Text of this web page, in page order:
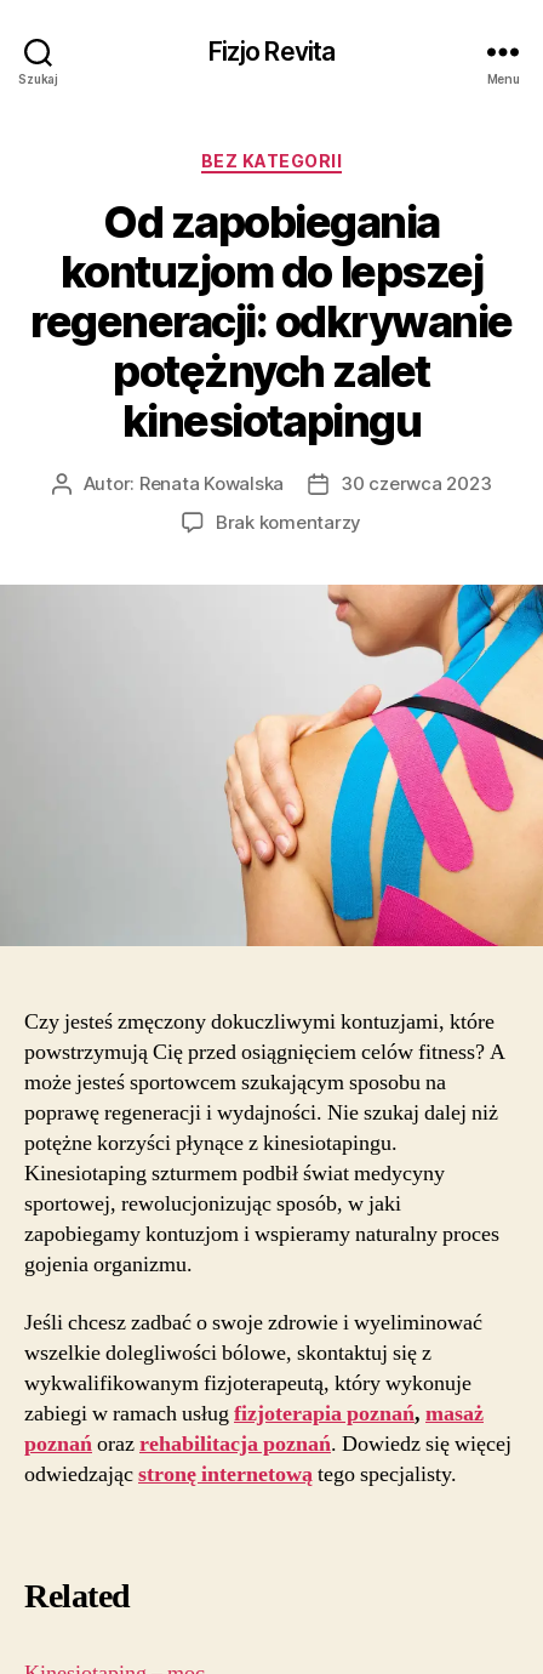
Szukaj
Fizjo Revita
Menu
Kategorie
BEZ KATEGORII
Od zapobiegania
kontuzjom do lepszej
regeneracji: odkrywanie
potężnych zalet
kinesiotapingu
AutorAutor: Renata Kowalska
Data30 czerwca 2023
Brak komentarzy
kontuzjom
do
lepszej
regeneracji:
odkrywanie
potężnych
zalet
kinesiotapingu
Czy jesteś zmęczony dokuczliwymi kontuzjami, które
powstrzymują Cię przed osiągnięciem celów fitness? A
może jesteś sportowcem szukającym sposobu na
poprawę regeneracji i wydajności. Nie szukaj dalej niż
potężne korzyści płynące z kinesiotapingu.
Kinesiotaping szturmem podbił świat medycyny
sportowej, rewolucjonizując sposób, w jaki
zapobiegamy kontuzjom i wspieramy naturalny proces
gojenia organizmu.
Jeśli chcesz zadbać o swoje zdrowie i wyeliminować
wszelkie dolegliwości bólowe, skontaktuj się z
wykwalifikowanym fizjoterapeutą, który wykonuje
zabiegi w ramach usługfizjoterapia poznań, masaż
poznańorazrehabilitacja poznań. Dowiedz się więcej
odwiedzającstronę internetowątego specjalisty.
Related